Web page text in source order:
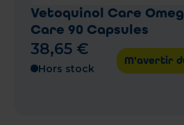
Vetoquinol Care
Care 90 Capsules
38,65 €
Hors stock
M'avertir